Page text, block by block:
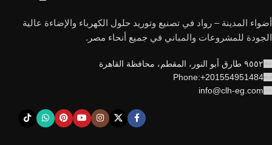
أضواء المدينة – رواد في تصنيع وتوريد حلول الكهرباء والإضاءة عالية
الجودة للمشروعات والمباني في جميع أنحاء مصر.
٩٥٥٢ طارق أبو النور، المقطم، محافظة القاهرة
Phone:+201554951484
info@clh-eg.com